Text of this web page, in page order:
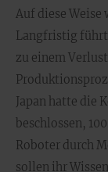
Auf diese Weise
Langfristig führt
zu einem
Japan hatte die
beschlossen,
Roboter durch
sollen ihr